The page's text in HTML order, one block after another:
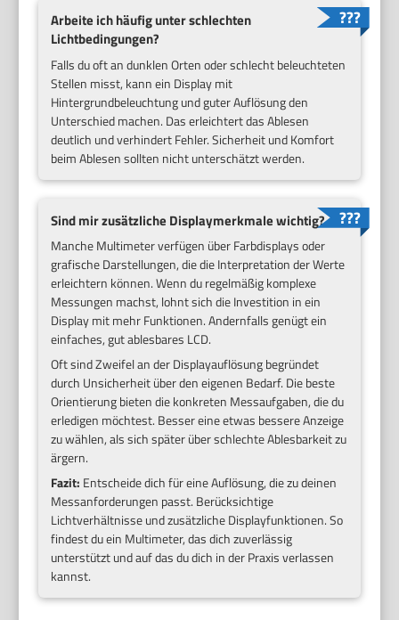
Arbeite ich häufig unter schlechten
Lichtbedingungen?
Falls du oft an dunklen Orten oder schlecht beleuchteten
Stellen misst, kann ein Display mit
Hintergrundbeleuchtung und guter Auflösung den
Unterschied machen. Das erleichtert das Ablesen
deutlich und verhindert Fehler. Sicherheit und Komfort
beim Ablesen sollten nicht unterschätzt werden.
Sind mir zusätzliche Displaymerkmale wichtig?
Manche Multimeter verfügen über Farbdisplays oder
grafische Darstellungen, die die Interpretation der Werte
erleichtern können. Wenn du regelmäßig komplexe
Messungen machst, lohnt sich die Investition in ein
Display mit mehr Funktionen. Andernfalls genügt ein
einfaches, gut ablesbares LCD.
Oft sind Zweifel an der Displayauflösung begründet
durch Unsicherheit über den eigenen Bedarf. Die beste
Orientierung bieten die konkreten Messaufgaben, die du
erledigen möchtest. Besser eine etwas bessere Anzeige
zu wählen, als sich später über schlechte Ablesbarkeit zu
ärgern.
Fazit: Entscheide dich für eine Auflösung, die zu deinen
Messanforderungen passt. Berücksichtige
Lichtverhältnisse und zusätzliche Displayfunktionen. So
findest du ein Multimeter, das dich zuverlässig
unterstützt und auf das du dich in der Praxis verlassen
kannst.